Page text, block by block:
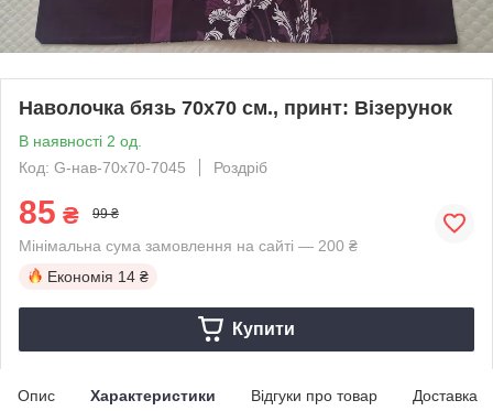
Наволочка бязь 70х70 см., принт: Візерунок
В наявності 2 од.
Код: G-нав-70х70-7045
Роздріб
85 ₴ 99 ₴
Мінімальна сума замовлення на сайті — 200 ₴
Економія 14 ₴
Купити
Опис Характеристики Відгуки про товар Доставка